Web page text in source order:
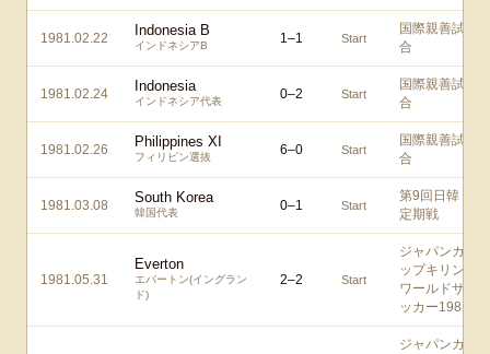
1981.02.22 Indonesia B
インドネシアB 1–1 Start
国際親善試
合
1981.02.24 Indonesia
インドネシア代表 0–2 Start
国際親善試
合
1981.02.26 Philippines XI
フィリピン選抜 6–0 Start
国際親善試
合
1981.03.08 South Korea
韓国代表 0–1 Start
第9回日韓
定期戦
1981.05.31
Everton
エバートン(イングラン
ド)
2–2 Start
ジャパンカ
ップキリン
ワールドサ
ッカー1981
ジャパンカ